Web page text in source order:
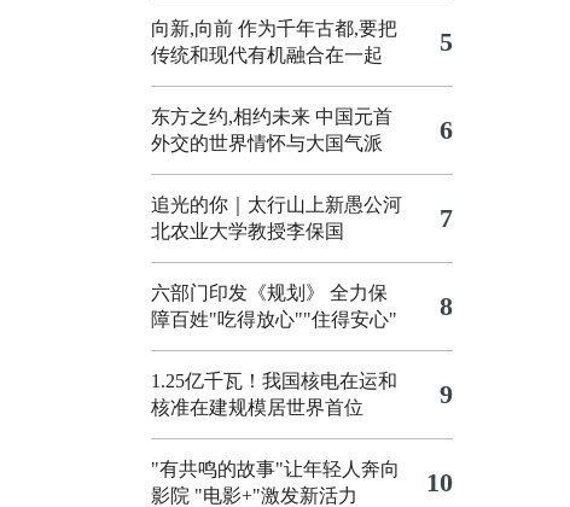
向新,向前 作为千年古都,要把
传统和现代有机融合在一起
5
东方之约,相约未来 中国元首
外交的世界情怀与大国气派
6
追光的你｜太行山上新愚公河
北农业大学教授李保国
7
六部门印发《规划》 全力保
障百姓"吃得放心""住得安心"
8
1.25亿千瓦！我国核电在运和
核准在建规模居世界首位
9
"有共鸣的故事"让年轻人奔向
影院 "电影+"激发新活力 10